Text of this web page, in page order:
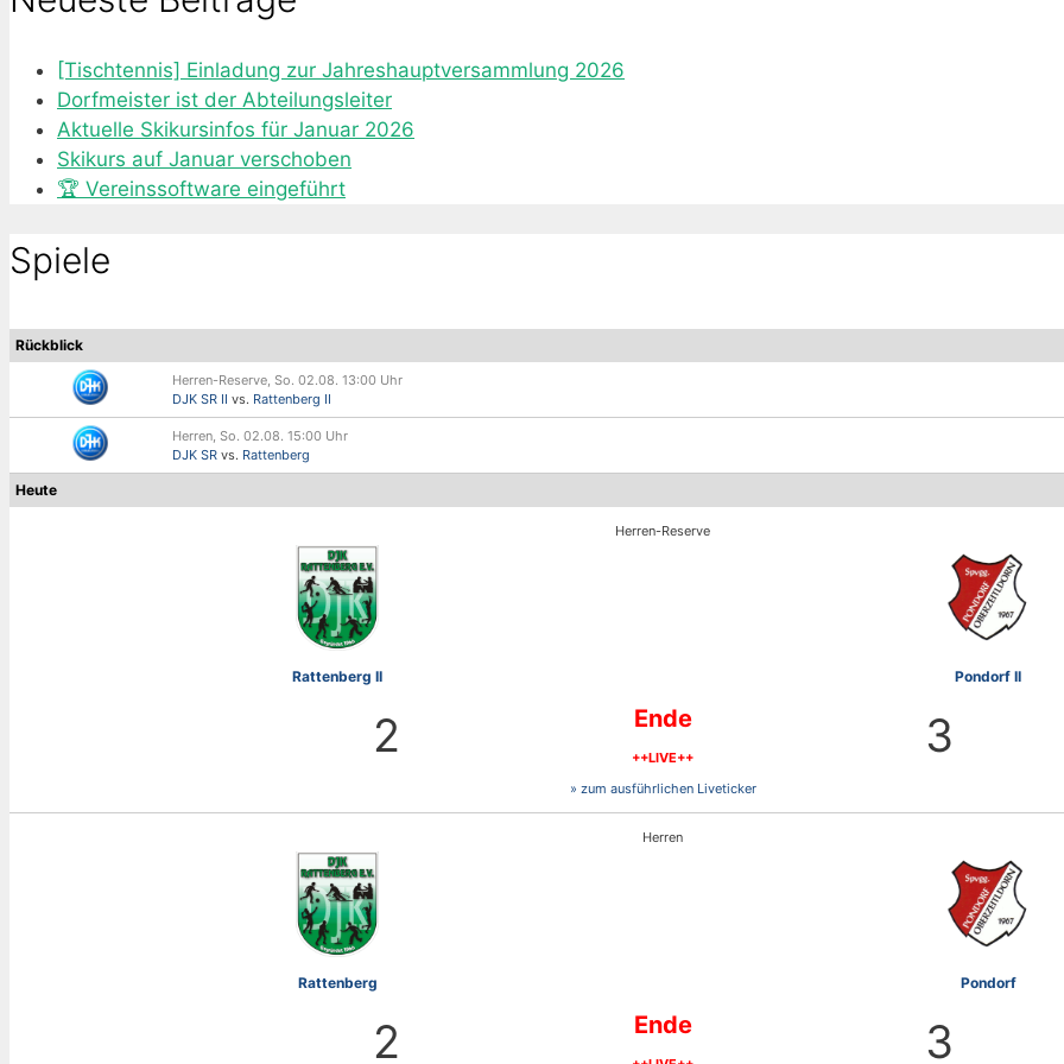
[Tischtennis] Einladung zur Jahreshauptversammlung 2026
Dorfmeister ist der Abteilungsleiter
Aktuelle Skikursinfos für Januar 2026
Skikurs auf Januar verschoben
🏆 Vereinssoftware eingeführt
Spiele
Rückblick
Herren-Reserve, So. 02.08. 13:00 Uhr
DJK SR II vs. Rattenberg II
Herren, So. 02.08. 15:00 Uhr
DJK SR vs. Rattenberg
Heute
Herren-Reserve
Rattenberg II Pondorf II
2 Ende
++LIVE++ 3
» zum ausführlichen Liveticker
Herren
Rattenberg Pondorf
2 Ende 3